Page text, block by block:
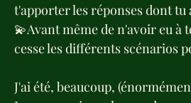
t'apporter les réponses dont
💫Avant même de n'avoir eu à
cesse les différents scénarios
J'ai été, beaucoup,